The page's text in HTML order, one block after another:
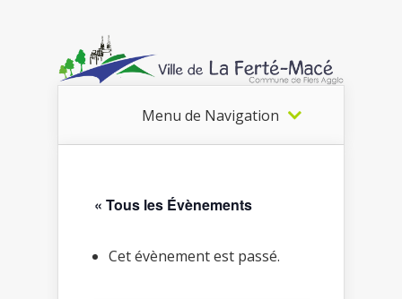
Menu de Navigation
« Tous les Évènements
Cet évènement est passé.